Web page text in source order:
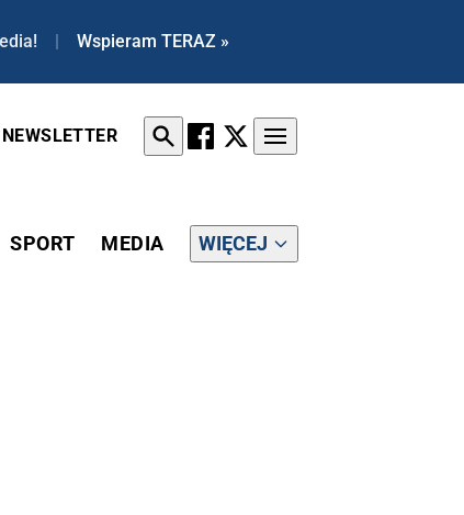
| Wspieram TERAZ »
NEWSLETTER
SPORT MEDIA WIĘCEJ